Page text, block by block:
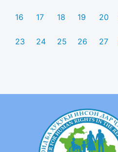
16 17 18 19 20
23 24 25 26 27